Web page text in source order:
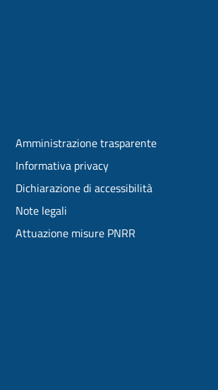
Amministrazione trasparente
Informativa privacy
Dichiarazione di accessibilità
Note legali
Attuazione misure PNRR